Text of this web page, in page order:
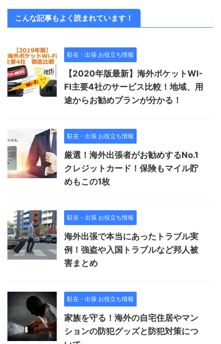
こんな記事もよく読まれています！
駐在・出張 お役立ち情報
【2020年版最新】海外ポケットWI-
FI主要4社のサービス比較！地域、用
途からお勧めプランが分かる！
駐在・出張 お役立ち情報
厳選！海外出張者がお勧めするNo.1
クレジットカード！保険もマイル貯
めもこの1枚
駐在・出張 お役立ち情報
海外出張で本当にあったトラブル実
例！強盗や入国トラブルなど邦人被
害まとめ
駐在・出張 お役立ち情報
家族を守る！海外の自宅住居やマン
ションの防犯グッズと防犯対策につ